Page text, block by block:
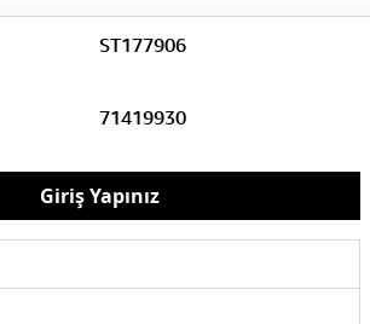
ST177906
71419930
Giriş Yapınız